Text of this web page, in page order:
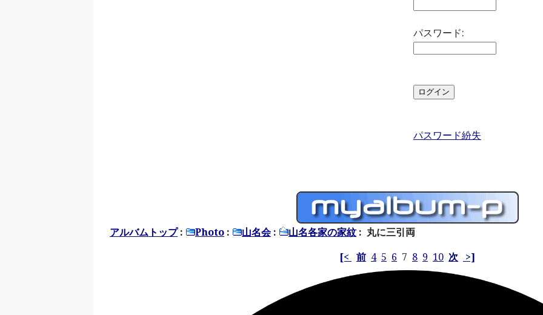
パスワード:
パスワード紛失
アルバムトップ: Photo : 山名会: 山名各家の家紋 : 丸に三引両
[< 前 4 5 6 7 8 9 10 次 >]